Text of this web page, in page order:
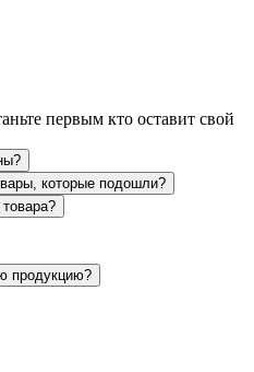
первым кто оставит свой
которые подошли?
продукцию?